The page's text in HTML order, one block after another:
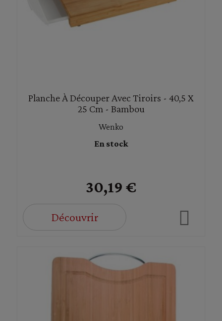
Planche À Découper Avec Tiroirs - 40,5 X
25 Cm - Bambou
Wenko
En stock
30,19 €
Découvrir